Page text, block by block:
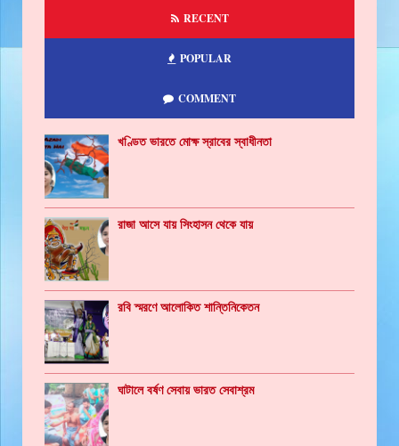
RECENT
POPULAR
COMMENT
খণ্ডিত ভারতে মোক্ষ স্রাবের স্বাধীনতা
রাজা আসে যায় সিংহাসন থেকে যায়
রবি স্মরণে আলোকিত শান্তিনিকেতন
ঘাটালে বর্ষণ সেবায় ভারত সেবাশ্রম